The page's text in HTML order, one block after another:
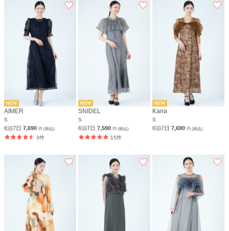
AIMER
S
6泊7日 7,690 円 (税込)
3件
SNIDEL
S
6泊7日7,590円 (税込)
15件
Kana
S
6泊7日7,690円 (税込)